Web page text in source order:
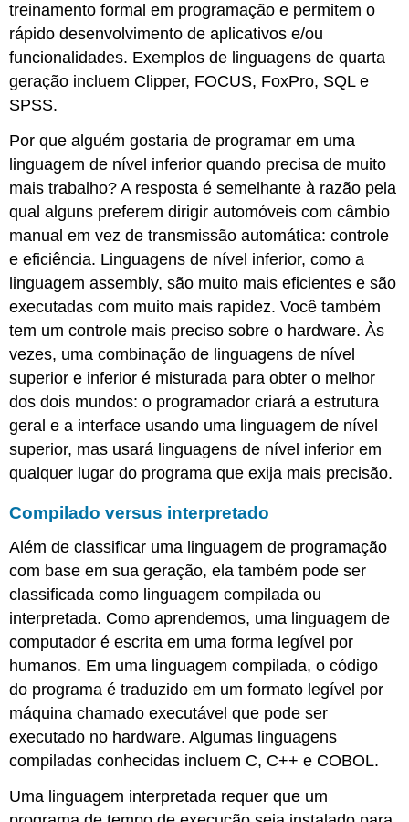
treinamento formal em programação e permitem o
rápido desenvolvimento de aplicativos e/ou
funcionalidades. Exemplos de linguagens de quarta
geração incluem Clipper, FOCUS, FoxPro, SQL e
SPSS.
Por que alguém gostaria de programar em uma
linguagem de nível inferior quando precisa de muito
mais trabalho? A resposta é semelhante à razão pela
qual alguns preferem dirigir automóveis com câmbio
manual em vez de transmissão automática: controle
e eficiência. Linguagens de nível inferior, como a
linguagem assembly, são muito mais eficientes e são
executadas com muito mais rapidez. Você também
tem um controle mais preciso sobre o hardware. Às
vezes, uma combinação de linguagens de nível
superior e inferior é misturada para obter o melhor
dos dois mundos: o programador criará a estrutura
geral e a interface usando uma linguagem de nível
superior, mas usará linguagens de nível inferior em
qualquer lugar do programa que exija mais precisão.
Compilado versus interpretado
Além de classificar uma linguagem de programação
com base em sua geração, ela também pode ser
classificada como linguagem compilada ou
interpretada. Como aprendemos, uma linguagem de
computador é escrita em uma forma legível por
humanos. Em uma linguagem compilada, o código
do programa é traduzido em um formato legível por
máquina chamado executável que pode ser
executado no hardware. Algumas linguagens
compiladas conhecidas incluem C, C++ e COBOL.
Uma linguagem interpretada requer que um